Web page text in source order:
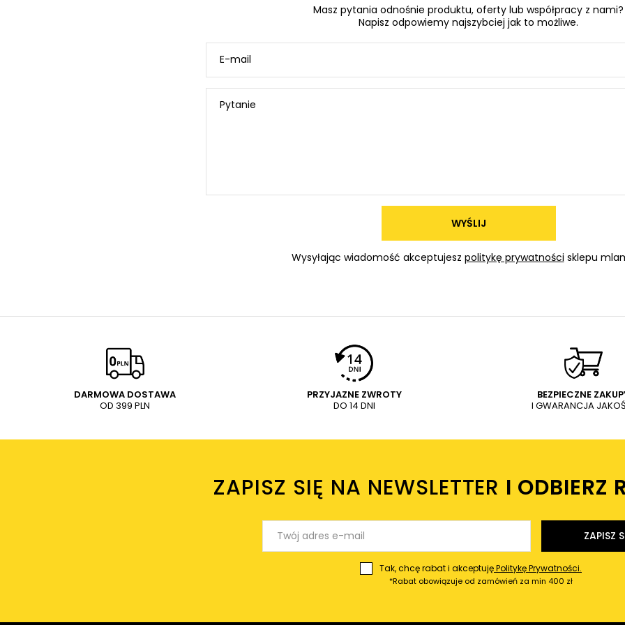
Masz pytania odnośnie produktu, oferty lub współpracy z nami?
Napisz odpowiemy najszybciej jak to możliwe.
E-mail
Pytanie
WYŚLIJ
Wysyłając wiadomość akceptujesz politykę prywatności sklepu
DARMOWA DOSTAWA
OD 399 PLN
PRZYJAZNE ZWROTY
DO 14 DNI
BEZPIECZNE
I GWARANCJA
ZAPISZ SIĘ NA NEWSLETTER I ODBIERZ
ZAPISZ
Tak, chcę rabat i akceptujęPolitykę Prywatności.
*Rabat obowiązuje od zamówień za min 400 zł